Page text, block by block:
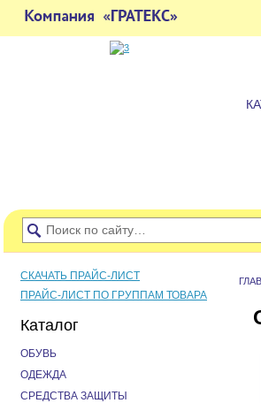
СКАЧАТЬ ПРАЙС-ЛИСТ
ПРАЙС-ЛИСТ ПО ГРУППАМ ТОВАРА
Каталог
ОБУВЬ
ОДЕЖДА
СРЕДСТВА ЗАЩИТЫ